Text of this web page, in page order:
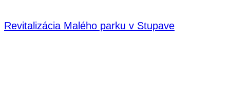
Revitalizácia Malého parku v Stupave